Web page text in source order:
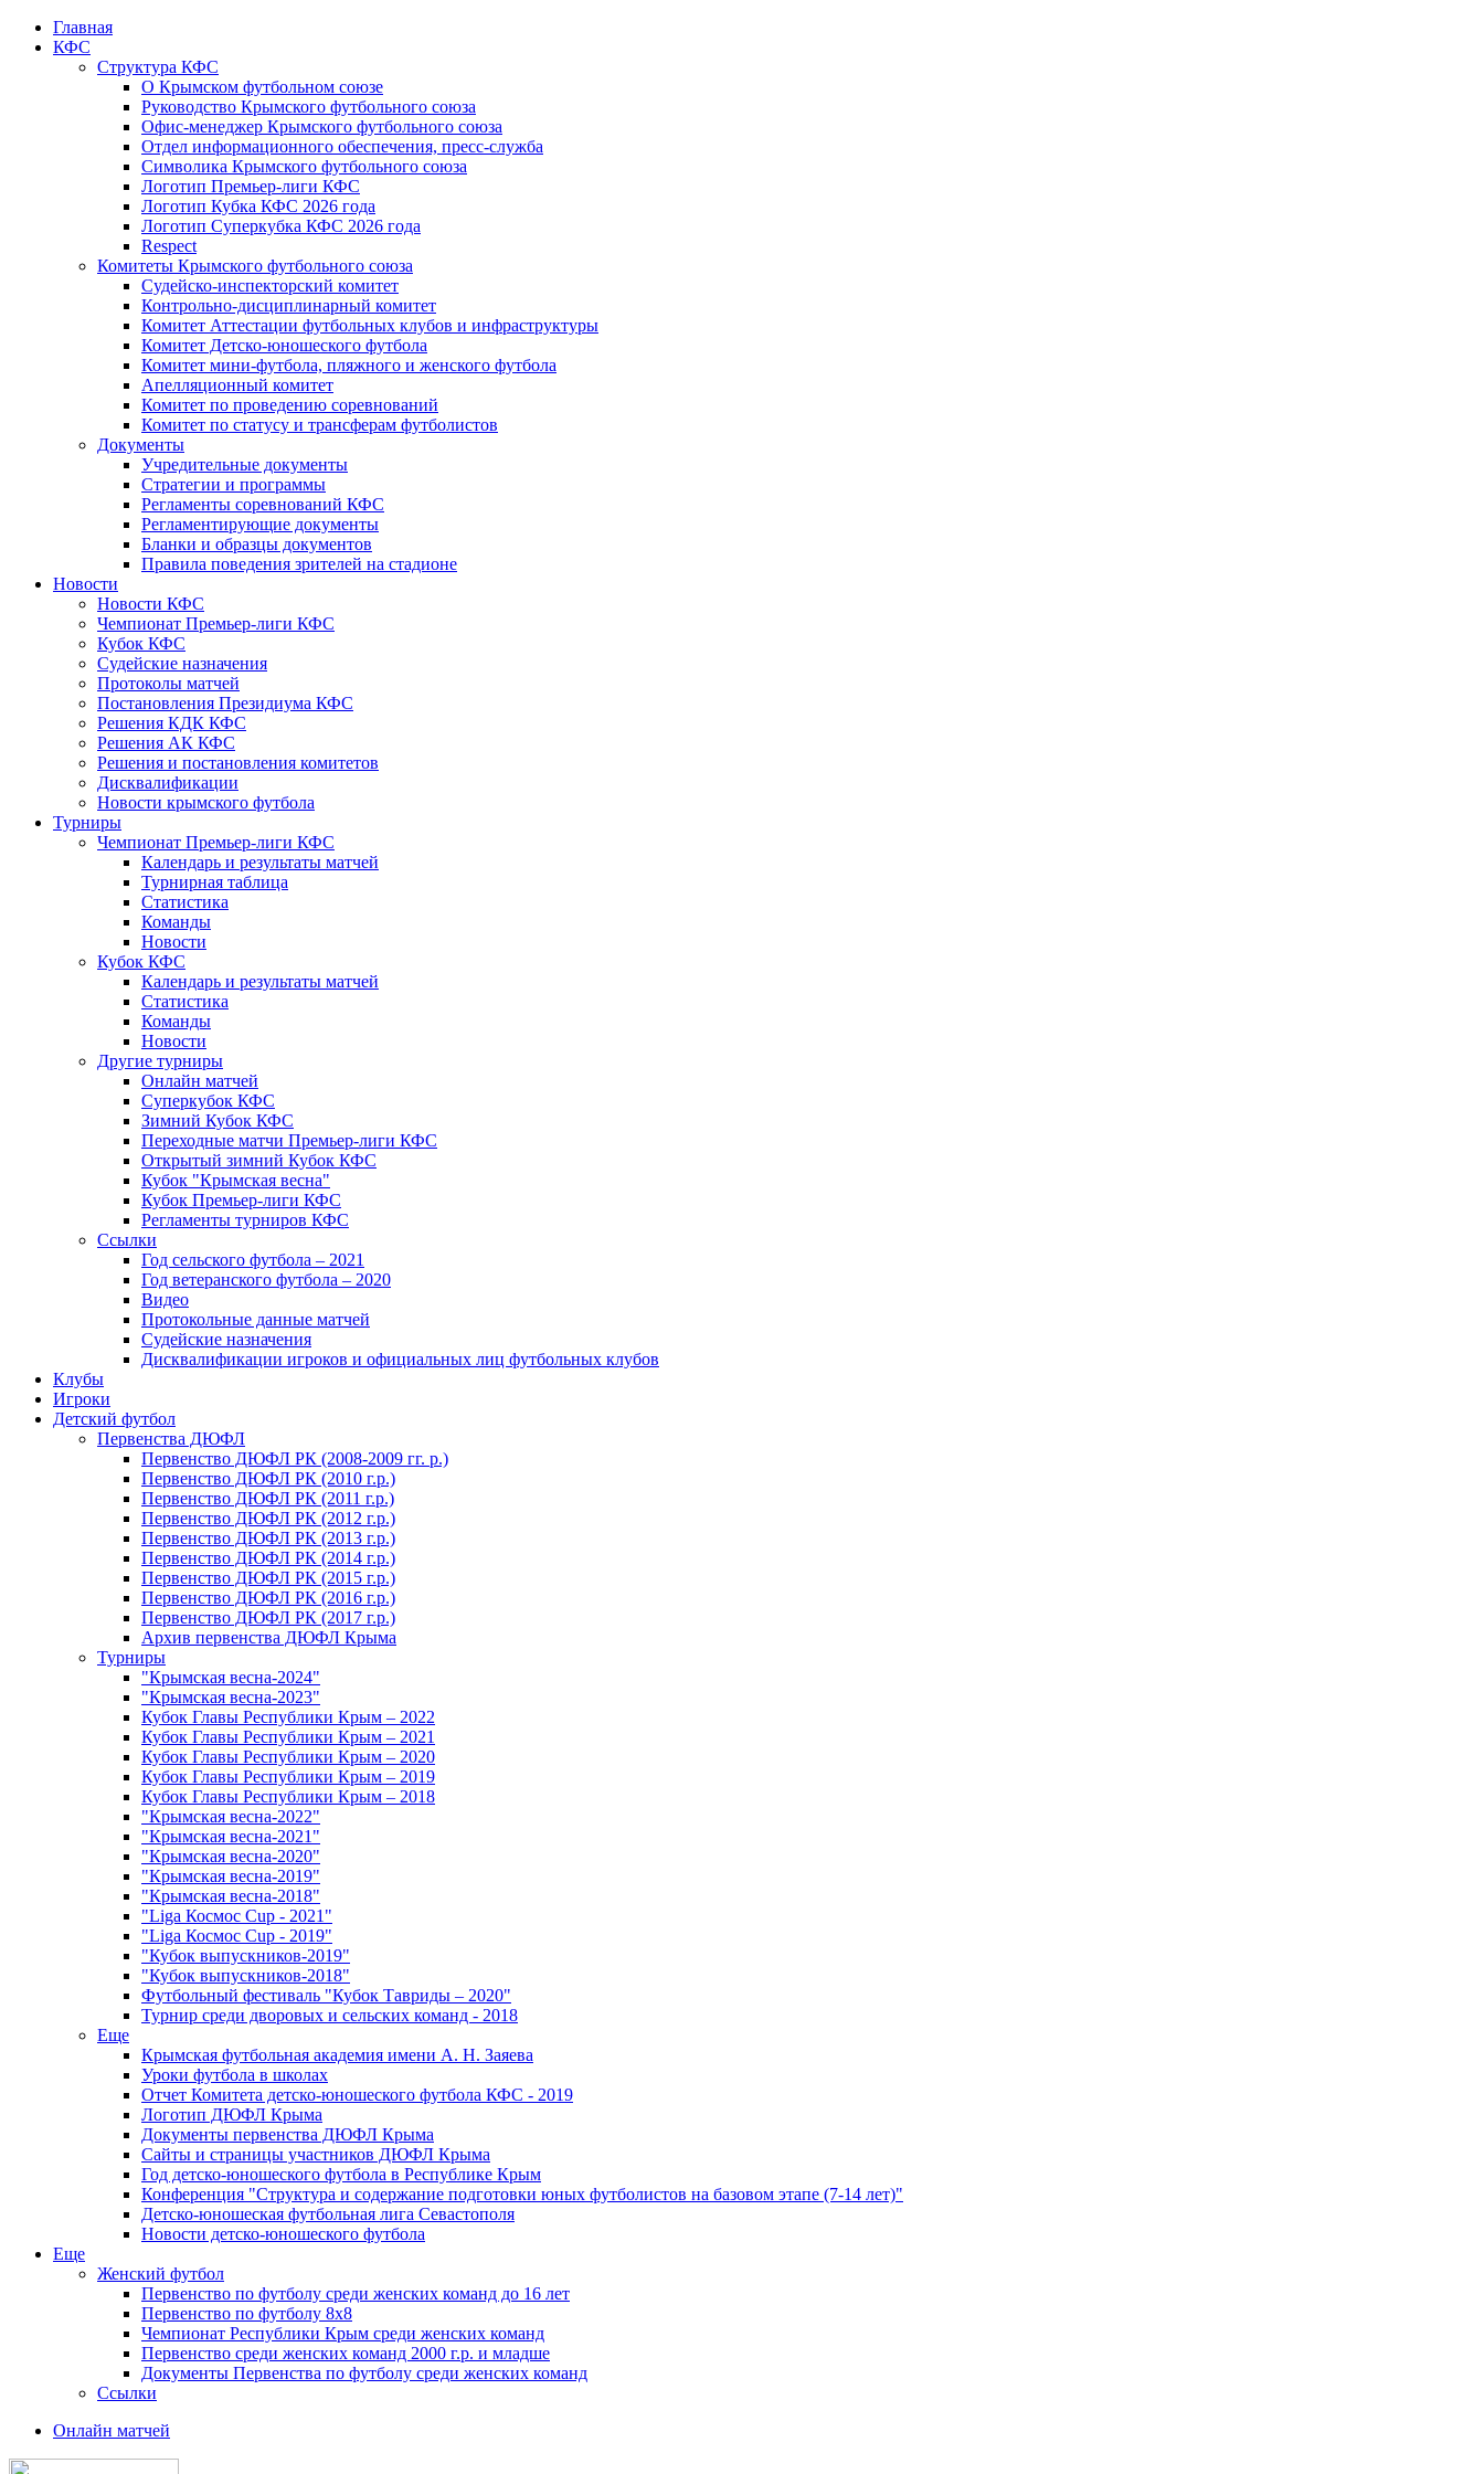
Главная
КФС
Структура КФС
О Крымском футбольном союзе
Руководство Крымского футбольного союза
Офис-менеджер Крымского футбольного союза
Отдел информационного обеспечения, пресс-служба
Символика Крымского футбольного союза
Логотип Премьер-лиги КФС
Логотип Кубка КФС 2026 года
Логотип Суперкубка КФС 2026 года
Respect
Комитеты Крымского футбольного союза
Судейско-инспекторский комитет
Контрольно-дисциплинарный комитет
Комитет Аттестации футбольных клубов и инфраструктуры
Комитет Детско-юношеского футбола
Комитет мини-футбола, пляжного и женского футбола
Апелляционный комитет
Комитет по проведению соревнований
Комитет по статусу и трансферам футболистов
Документы
Учредительные документы
Стратегии и программы
Регламенты соревнований КФС
Регламентирующие документы
Бланки и образцы документов
Правила поведения зрителей на стадионе
Новости
Новости КФС
Чемпионат Премьер-лиги КФС
Кубок КФС
Судейские назначения
Протоколы матчей
Постановления Президиума КФС
Решения КДК КФС
Решения АК КФС
Решения и постановления комитетов
Дисквалификации
Новости крымского футбола
Турниры
Чемпионат Премьер-лиги КФС
Календарь и результаты матчей
Турнирная таблица
Статистика
Команды
Новости
Кубок КФС
Календарь и результаты матчей
Статистика
Команды
Новости
Другие турниры
Онлайн матчей
Суперкубок КФС
Зимний Кубок КФС
Переходные матчи Премьер-лиги КФС
Открытый зимний Кубок КФС
Кубок "Крымская весна"
Кубок Премьер-лиги КФС
Регламенты турниров КФС
Ссылки
Год сельского футбола – 2021
Год ветеранского футбола – 2020
Видео
Протокольные данные матчей
Судейские назначения
Дисквалификации игроков и официальных лиц футбольных клубов
Клубы
Игроки
Детский футбол
Первенства ДЮФЛ
Первенство ДЮФЛ РК (2008-2009 гг. р.)
Первенство ДЮФЛ РК (2010 г.р.)
Первенство ДЮФЛ РК (2011 г.р.)
Первенство ДЮФЛ РК (2012 г.р.)
Первенство ДЮФЛ РК (2013 г.р.)
Первенство ДЮФЛ РК (2014 г.р.)
Первенство ДЮФЛ РК (2015 г.р.)
Первенство ДЮФЛ РК (2016 г.р.)
Первенство ДЮФЛ РК (2017 г.р.)
Архив первенства ДЮФЛ Крыма
Турниры
"Крымская весна-2024"
"Крымская весна-2023"
Кубок Главы Республики Крым – 2022
Кубок Главы Республики Крым – 2021
Кубок Главы Республики Крым – 2020
Кубок Главы Республики Крым – 2019
Кубок Главы Республики Крым – 2018
"Крымская весна-2022"
"Крымская весна-2021"
"Крымская весна-2020"
"Крымская весна-2019"
"Крымская весна-2018"
"Liga Космос Cup - 2021"
"Liga Космос Cup - 2019"
"Кубок выпускников-2019"
"Кубок выпускников-2018"
Футбольный фестиваль "Кубок Тавриды – 2020"
Турнир среди дворовых и сельских команд - 2018
Еще
Крымская футбольная академия имени А. Н. Заяева
Уроки футбола в школах
Отчет Комитета детско-юношеского футбола КФС - 2019
Логотип ДЮФЛ Крыма
Документы первенства ДЮФЛ Крыма
Сайты и страницы участников ДЮФЛ Крыма
Год детско-юношеского футбола в Республике Крым
Конференция "Структура и содержание подготовки юных футболистов на базовом этапе (7-14 лет)"
Детско-юношеская футбольная лига Севастополя
Новости детско-юношеского футбола
Еще
Женский футбол
Первенство по футболу среди женских команд до 16 лет
Первенство по футболу 8х8
Чемпионат Республики Крым среди женских команд
Первенство среди женских команд 2000 г.р. и младше
Документы Первенства по футболу среди женских команд
Ссылки
Онлайн матчей